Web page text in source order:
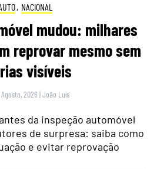
, NACIONAL
mudou: milhares
reprovar mesmo sem
visíveis
Agosto, 2026 |João Luís
da inspeção automóvel
de surpresa: saiba como
e evitar reprovação